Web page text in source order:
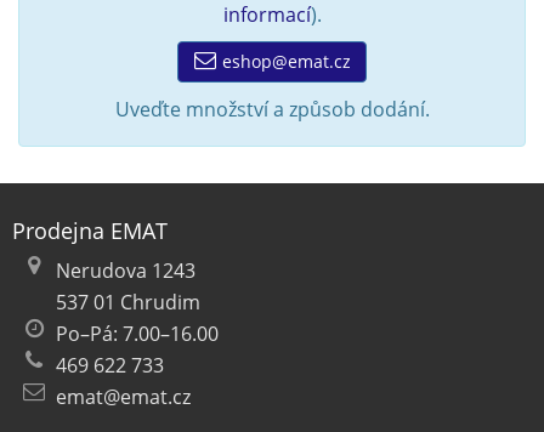
informací).
eshop@emat.cz
Uveďte množství a způsob dodání.
Prodejna EMAT
Nerudova 1243
537 01 Chrudim
Po–Pá: 7.00–16.00
469 622 733
emat@emat.cz